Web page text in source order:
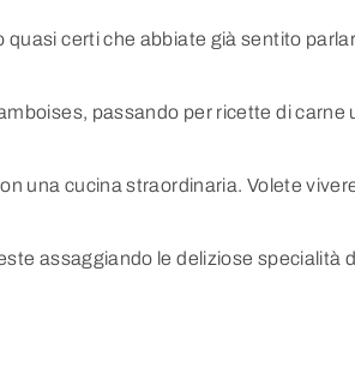
quasi certi che abbiate già sentito
passando per ricette di
una cucina straordinaria. Volete
assaggiando le deliziose specialità